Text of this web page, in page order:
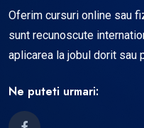
Oferim cursuri online sau
sunt recunoscute
aplicarea la jobul dorit sau
Ne puteti urmari: